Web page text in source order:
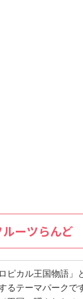
ーツらんど
ロピカル王国物語
るテーマパークで